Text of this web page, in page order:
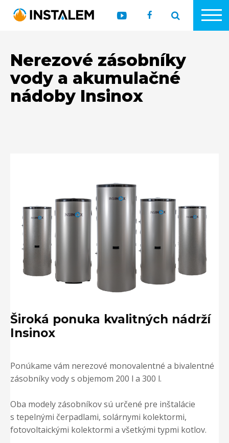
Nerezové zásobníky
vody a akumulačné
nádoby Insinox
Široká ponuka kvalitných nádrží
Insinox
Ponúkame vám nerezové monovalentné a bivalentné
zásobníky vody s objemom 200 l a 300 l.
Oba modely zásobníkov sú určené pre inštalácie
s tepelnými čerpadlami, solárnymi kolektormi,
fotovoltaickými kolektormi a všetkými typmi kotlov.